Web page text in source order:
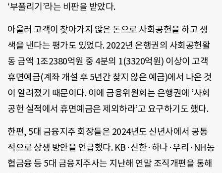
‘부풀리기’라는 비판을 받았다.
아울러 고객이 찾아가지 않은 돈으로 사회공헌을 하고 생
색을 낸다는 평가도 있었다. 2022년 은행권의 사회공헌활
동 금액 1조2380억원 중 4분의 1(3320억원) 이상이 고객
휴면예금(계좌 개설 후 5년간 찾지 않은 예금)에서 나온 것
이 알려졌기 때문이다. 이에 금융위원회는 은행권에 ‘사회
공헌 실적에서 휴면예금은 제외하라’고 요구하기도 했다.
한편, 5대 금융지주 회장들은 2024년도 신년사에서 공통
적으로 상생 방안을 언급했다. KB·신한·하나·우리·NH농
협금융 등 5대 금융지주사는 지난해 연말 조직개편을 통해